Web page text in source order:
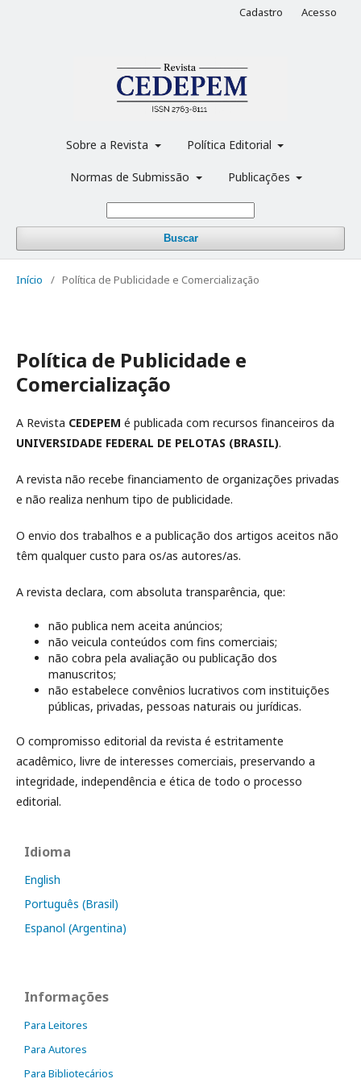
Sobre a Revista Política Editorial
Normas de Submissão Publicações
Buscar
Cadastro Acesso
Início / Política de Publicidade e Comercialização
Política de Publicidade e
Comercialização
A Revista CEDEPEM é publicada com recursos financeiros da
UNIVERSIDADE FEDERAL DE PELOTAS (BRASIL).
A revista não recebe financiamento de organizações privadas
e não realiza nenhum tipo de publicidade.
O envio dos trabalhos e a publicação dos artigos aceitos não
têm qualquer custo para os/as autores/as.
A revista declara, com absoluta transparência, que:
não publica nem aceita anúncios;
não veicula conteúdos com fins comerciais;
não cobra pela avaliação ou publicação dos
manuscritos;
não estabelece convênios lucrativos com instituições
públicas, privadas, pessoas naturais ou jurídicas.
O compromisso editorial da revista é estritamente
acadêmico, livre de interesses comerciais, preservando a
integridade, independência e ética de todo o processo
editorial.
Idioma
English
Português (Brasil)
Espanol (Argentina)
Informações
Para Leitores
Para Autores
Para Bibliotecários